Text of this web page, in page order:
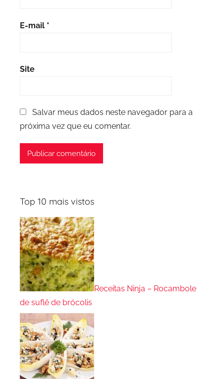
E-mail *
Site
Salvar meus dados neste navegador para a
próxima vez que eu comentar.
Top 10 mais vistos
Receitas Ninja – Rocambole
de suflê de brócolis